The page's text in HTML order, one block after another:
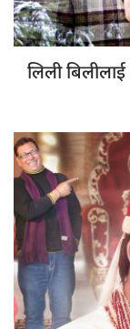
लिली बिलीलाई